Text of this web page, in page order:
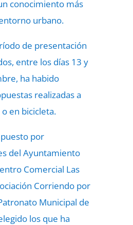
conocimiento más
urbano.
de presentación
entre los días 13 y
ha habido
realizadas a
en bicicleta.
por
del Ayuntamiento
Comercial Las
Corriendo por
Municipal de
los que ha